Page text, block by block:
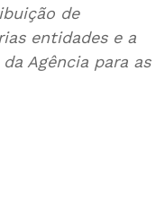
de
entidades e a
Agência para as